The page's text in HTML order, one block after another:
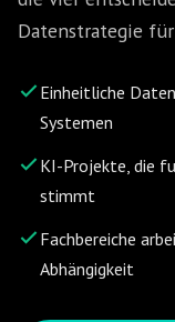
Datenstrategie
Einheitliche
Systemen
KI-Projekte, die
stimmt
Fachbereiche
Abhängigkeit